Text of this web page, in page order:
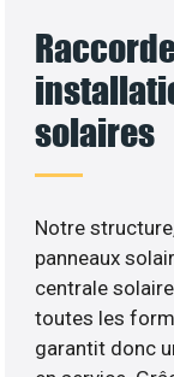
solaires
Notre
panneaux
centrale
toutes les
garantit donc